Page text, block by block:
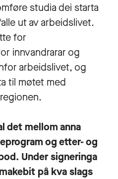
studia dei starta
ut av arbeidslivet.
for
innvandrarar og
arbeidslivet, og
til møtet med
det mellom anna
og etter- og
Under signeringa
på kva slags